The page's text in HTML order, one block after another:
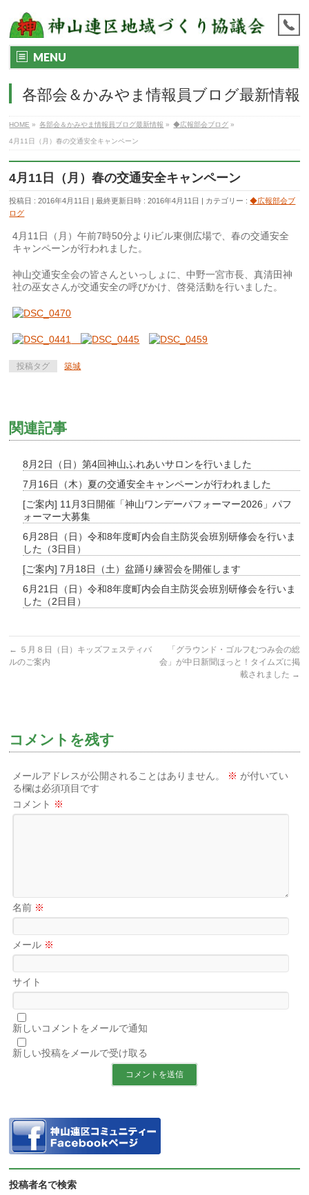
MENU
各部会＆かみやま情報員ブログ最新情報
HOME » 各部会＆かみやま情報員ブログ最新情報 » ◆広報部会ブログ »
4月11日（月）春の交通安全キャンペーン
4月11日（月）春の交通安全キャンペーン
投稿日 : 2016年4月11日 最終更新日時 : 2016年4月11日 カテゴリー :◆広報部会ブ
ログ
4月11日（月）午前7時50分よりiビル東側広場で、春の交通安全
キャンペーンが行われました。
神山交通安全会の皆さんといっしょに、中野一宮市長、真清田神
社の巫女さんが交通安全の呼びかけ、啓発活動を行いました。
投稿タグ 築城
関連記事
8月2日（日）第4回神山ふれあいサロンを行いました
7月16日（木）夏の交通安全キャンペーンが行われました
[ご案内] 11月3日開催「神山ワンデーパフォーマー2026」パフ
ォーマー大募集
6月28日（日）令和8年度町内会自主防災会班別研修会を行いま
した（3日目）
[ご案内] 7月18日（土）盆踊り練習会を開催します
6月21日（日）令和8年度町内会自主防災会班別研修会を行いま
した（2日目）
← ５月８日（日）キッズフェスティバ
ルのご案内
「グラウンド・ゴルフむつみ会の総
会」が中日新聞ほっと！タイムズに掲
載されました →
コメントを残す
メールアドレスが公開されることはありません。 ※ が付いてい
る欄は必須項目です
コメント ※
名前 ※
メール ※
サイト
新しいコメントをメールで通知
新しい投稿をメールで受け取る
投稿者名で検索